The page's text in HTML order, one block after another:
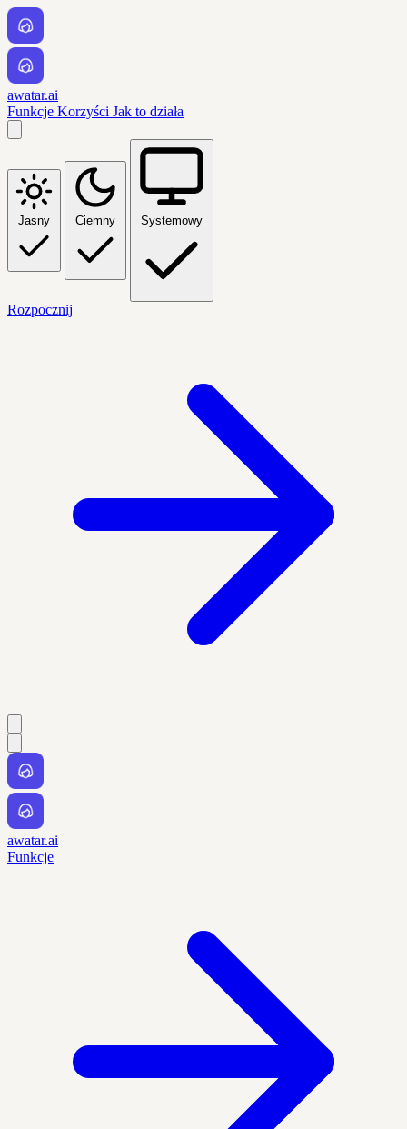
awatar.ai
Funkcje Korzyści Jak to działa
Jasny Ciemny Systemowy
Rozpocznij
awatar.ai
Funkcje